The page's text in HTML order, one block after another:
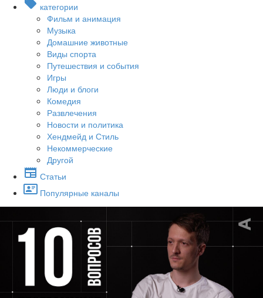
категории
Фильм и анимация
Музыка
Домашние животные
Виды спорта
Путешествия и события
Игры
Люди и блоги
Комедия
Развлечения
Новости и политика
Хендмейд и Стиль
Некоммерческие
Другой
Статьи
Популярные каналы